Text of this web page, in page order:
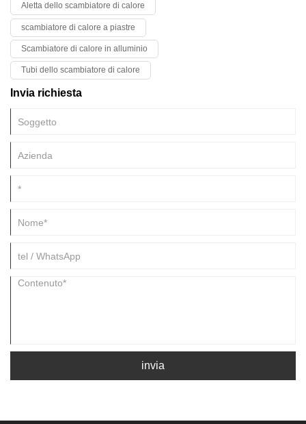
hanno una maggiore resistenza alla flessione e alla torsione, che può
ridurre notevolmente il peso strutturale e risparmiare alluminio.
Aletta dello scambiatore di calore
scambiatore di calore a piastre
Scambiatore di calore in alluminio
Tubi dello scambiatore di calore
Invia richiesta
invia